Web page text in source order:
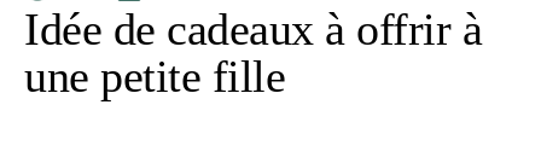
Idée de cadeaux à offrir à
une petite fille